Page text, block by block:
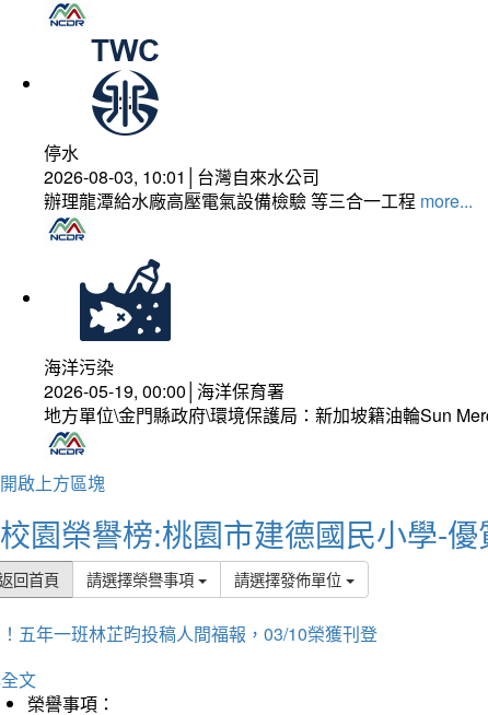
停水
2026-08-03, 10:01│台灣自來水公司
辦理龍潭給水廠高壓電氣設備檢驗 等三合一工程 more...
海洋污染
2026-05-19, 00:00│海洋保育署
地方單位\金門縣政府\環境保護局：新加坡籍油輪Sun
開啟上方區塊
校園榮譽榜:桃園市建德國民小學-優
回首頁 請選擇榮譽事項 請選擇發佈單位
五年一班林芷昀投稿人間福報，03/10榮獲刊登
文
榮譽事項：